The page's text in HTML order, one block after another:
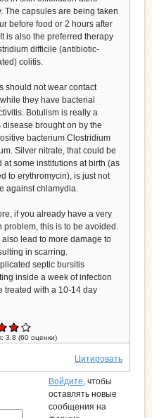
The capsules are being taken
before food or 2 hours after
is also the preferred therapy
difficile (antibiotic-
colitis.
should not wear contact
they have bacterial
Botulism is really a
disease brought on by the
bacterium Clostridium
Silver nitrate, that could be
at some institutions at birth (as
to erythromycin), is just not
against chlamydia.
if you already have a very
problem, this is to be avoided.
also lead to more damage to
in scarring.
septic bursitis
inside a week of infection
treated with a 10-14 day
3.8 (60 оценки)
Цитировать
Войдите, чтобы
оставлять новые
сообщения на